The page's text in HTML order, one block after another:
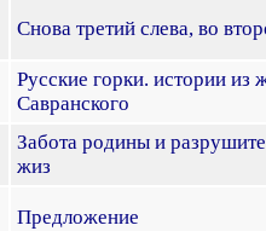
Снова третий слева, во
Русские горки. истории из
Савранского
Забота родины и
жиз
Предложение